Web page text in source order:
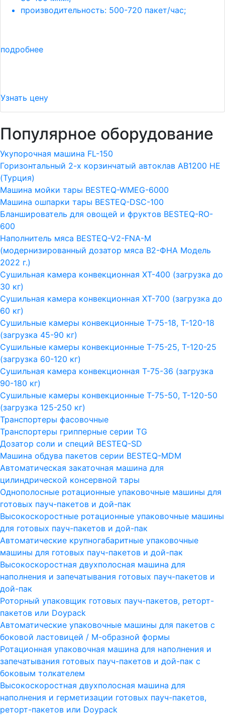
производительность: 500-720 пакет/час;
подробнее
Узнать цену
Популярное оборудование
Укупорочная машина FL-150
Горизонтальный 2-х корзинчатый автоклав АВ1200 HE
(Турция)
Машина мойки тары BESTEQ-WMEG-6000
Машина ошпарки тары BESTEQ-DSC-100
Бланширователь для овощей и фруктов BESTEQ-RO-
600
Наполнитель мяса BESTEQ-V2-FNA-M
(модернизированный дозатор мяса В2-ФНА Модель
2022 г.)
Сушильная камера конвекционная ХТ-400 (загрузка до
30 кг)
Сушильная камера конвекционная ХТ-700 (загрузка до
60 кг)
Сушильные камеры конвекционные Т-75-18, Т-120-18
(загрузка 45-90 кг)
Сушильные камеры конвекционные Т-75-25, Т-120-25
(загрузка 60-120 кг)
Сушильная камера конвекционная Т-75-36 (загрузка
90-180 кг)
Сушильные камеры конвекционные Т-75-50, Т-120-50
(загрузка 125-250 кг)
Транспортеры фасовочные
Транспортеры грипперные серии TG
Дозатор соли и специй BESTEQ-SD
Машина обдува пакетов серии ВESTEQ-MDM
Автоматическая закаточная машина для
цилиндрической консервной тары
Однополосные ротационные упаковочные машины для
готовых пауч-пакетов и дой-пак
Высокоскоростные ротационные упаковочные машины
для готовых пауч-пакетов и дой-пак
Автоматические крупногабаритные упаковочные
машины для готовых пауч-пакетов и дой-пак
Высокоскоростная двухполосная машина для
наполнения и запечатывания готовых пауч-пакетов и
дой-пак
Роторный упаковщик готовых пауч-пакетов, реторт-
пакетов или Doypack
Автоматические упаковочные машины для пакетов с
боковой ластовицей / М-образной формы
Ротационная упаковочная машина для наполнения и
запечатывания готовых пауч-пакетов и дой-пак с
боковым толкателем
Высокоскоростная двухполосная машина для
наполнения и герметизации готовых пауч-пакетов,
реторт-пакетов или Doypack